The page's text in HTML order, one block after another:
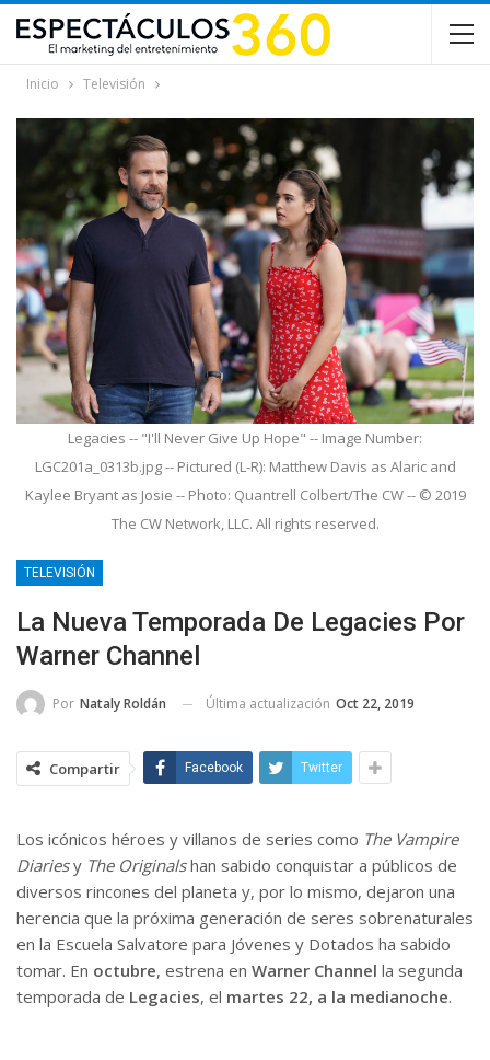
Inicio Televisión
Legacies -- "I'll Never Give Up Hope" -- Image Number:
LGC201a_0313b.jpg -- Pictured (L-R): Matthew Davis as Alaric and
Kaylee Bryant as Josie -- Photo: Quantrell Colbert/The CW -- © 2019
The CW Network, LLC. All rights reserved.
TELEVISIÓN
La Nueva Temporada De Legacies Por
Warner Channel
Por Nataly Roldán Última actualización Oct 22, 2019
Compartir Facebook Twitter
Los icónicos héroes y villanos de series como The Vampire
Diariesy The Originalshan sabido conquistar a públicos de
diversos rincones del planeta y, por lo mismo, dejaron una
herencia que la próxima generación de seres sobrenaturales
en la Escuela Salvatore para Jóvenes y Dotados ha sabido
tomar. En octubre, estrena en Warner Channel la segunda
temporada de Legacies, el martes 22, a la medianoche.